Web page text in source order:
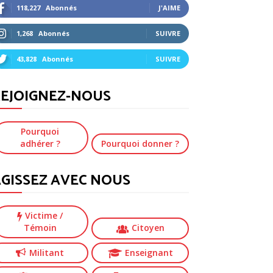
118,227 Abonnés J'AIME
1,268 Abonnés SUIVRE
43,828 Abonnés SUIVRE
NOUS
Pourquoi
adhérer ?
Pourquoi donner ?
AVEC NOUS
Victime/
Témoin
Citoyen
Militant Enseignant